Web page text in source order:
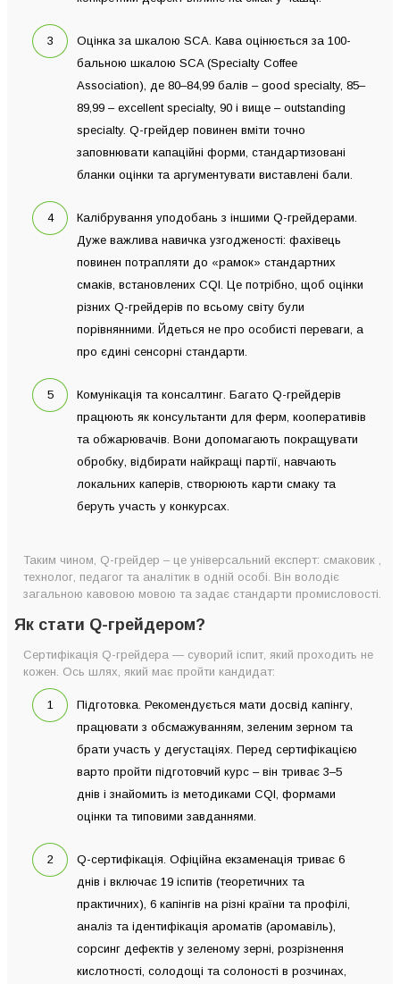
Оцінка за шкалою SCA. Кава оцінюється за 100-
бальною шкалою SCA (Specialty Coffee
Association), де 80–84,99 балів – good specialty, 85–
89,99 – excellent specialty, 90 і вище – outstanding
specialty. Q-грейдер повинен вміти точно
заповнювати капаційні форми, стандартизовані
бланки оцінки та аргументувати виставлені бали.
Калібрування уподобань з іншими Q-грейдерами.
Дуже важлива навичка узгодженості: фахівець
повинен потрапляти до «рамок» стандартних
смаків, встановлених CQI. Це потрібно, щоб оцінки
різних Q-грейдерів по всьому світу були
порівнянними. Йдеться не про особисті переваги, а
про єдині сенсорні стандарти.
Комунікація та консалтинг. Багато Q-грейдерів
працюють як консультанти для ферм, кооперативів
та обжарювачів. Вони допомагають покращувати
обробку, відбирати найкращі партії, навчають
локальних каперів, створюють карти смаку та
беруть участь у конкурсах.
Таким чином, Q-грейдер – це універсальний експерт: смаковик ,
технолог, педагог та аналітик в одній особі. Він володіє
загальною кавовою мовою та задає стандарти промисловості.
Як стати Q-грейдером?
Сертифікація Q-грейдера — суворий іспит, який проходить не
кожен. Ось шлях, який має пройти кандидат:
Підготовка. Рекомендується мати досвід капінгу,
працювати з обсмажуванням, зеленим зерном та
брати участь у дегустаціях. Перед сертифікацією
варто пройти підготовчий курс – він триває 3–5
днів і знайомить із методиками CQI, формами
оцінки та типовими завданнями.
Q-сертифікація. Офіційна екзаменація триває 6
днів і включає 19 іспитів (теоретичних та
практичних), 6 капінгів на різні країни та профілі,
аналіз та ідентифікація ароматів (аромавіль),
сорсинг дефектів у зеленому зерні, розрізнення
кислотності, солодощі та солоності в розчинах,